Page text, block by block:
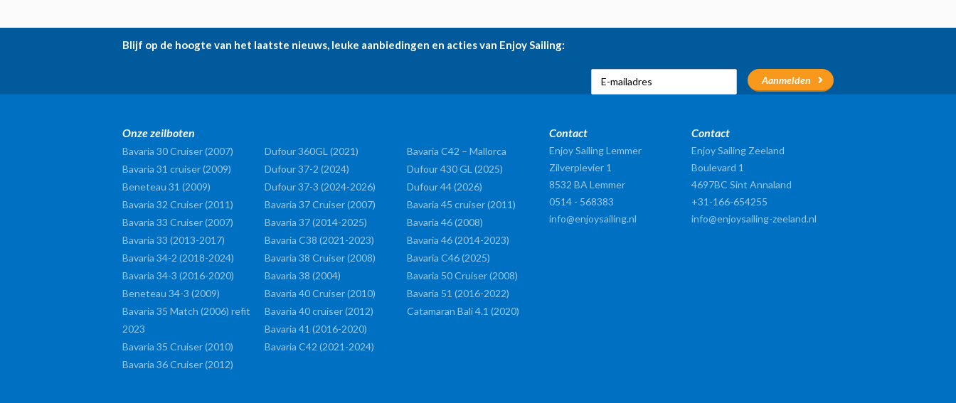
Blijf op de hoogte van het laatste nieuws, leuke aanbiedingen en acties van Enjoy Sailing:
Onze zeilboten
Bavaria 30 Cruiser (2007)
Bavaria 31 cruiser (2009)
Beneteau 31 (2009)
Bavaria 32 Cruiser (2011)
Bavaria 33 Cruiser (2007)
Bavaria 33 (2013-2017)
Bavaria 34-2 (2018-2024)
Bavaria 34-3 (2016-2020)
Beneteau 34-3 (2009)
Bavaria 35 Match (2006) refit
2023
Bavaria 35 Cruiser (2010)
Bavaria 36 Cruiser (2012)
Dufour 360GL (2021)
Dufour 37-2 (2024)
Dufour 37-3 (2024-2026)
Bavaria 37 Cruiser (2007)
Bavaria 37 (2014-2025)
Bavaria C38 (2021-2023)
Bavaria 38 Cruiser (2008)
Bavaria 38 (2004)
Bavaria 40 Cruiser (2010)
Bavaria 40 cruiser (2012)
Bavaria 41 (2016-2020)
Bavaria C42 (2021-2024)
Bavaria C42 – Mallorca
Dufour 430 GL (2025)
Dufour 44 (2026)
Bavaria 45 cruiser (2011)
Bavaria 46 (2008)
Bavaria 46 (2014-2023)
Bavaria C46 (2025)
Bavaria 50 Cruiser (2008)
Bavaria 51 (2016-2022)
Catamaran Bali 4.1 (2020)
Contact
Enjoy Sailing Lemmer
Zilverplevier 1
8532 BA Lemmer
0514 - 568383
info@enjoysailing.nl
Contact
Enjoy Sailing Zeeland
Boulevard 1
4697BC Sint Annaland
+31-166-654255
info@enjoysailing-zeeland.nl